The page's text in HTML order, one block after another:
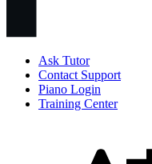
Ask Tutor
Contact Support
Piano Login
Training Center